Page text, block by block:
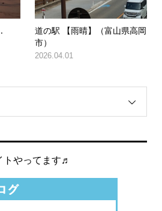
道の駅 【雨晴】（富山県高岡
市）
2026.04.01
トやってます♬